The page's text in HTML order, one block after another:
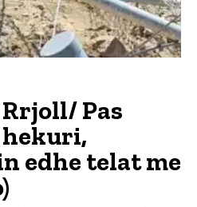
Pas
edhe telat me